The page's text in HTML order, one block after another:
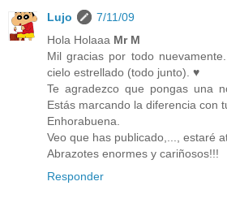
Lujo
7/11/09
Hola Holaaa Mr M
Mil gracias por todo
cielo estrellado (todo junto). ♥
Te agradezco que pongas una
Estás marcando la diferencia con
Enhorabuena.
Veo que has publicado,..., estaré
Abrazotes enormes y cariñosos!!!
Responder